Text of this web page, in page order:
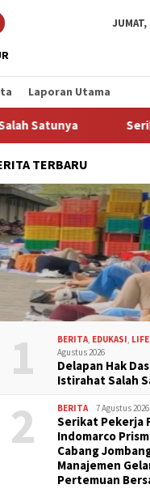
Laporan Utama
Serikat
TERBARU
1 BERITA EDUKASI
Agustus 2026
Delapan Hak
Istirahat Salah
2 BERITA 7 Agustus 2026
Serikat Pekerja
Indomarco
Cabang
Manajemen
Pertemuan